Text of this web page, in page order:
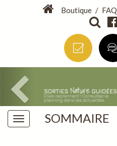
Boutique / FAQ
SOMMAIRE